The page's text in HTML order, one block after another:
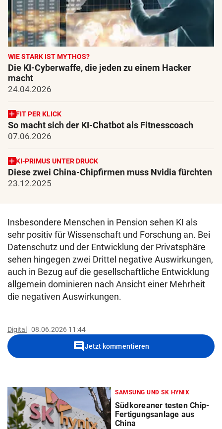
WIE STARK IST MYTHOS?
Die KI-Cyberwaffe, die jeden zu einem Hacker
macht
24.04.2026
FIT PER KLICK
So macht sich der KI-Chatbot als Fitnesscoach
07.06.2026
KI-PRIMUS UNTER DRUCK
Diese zwei China-Chipfirmen muss Nvidia fürchten
23.12.2025
Insbesondere Menschen in Pension sehen KI als
sehr positiv für Wissenschaft und Forschung an. Bei
Datenschutz und der Entwicklung der Privatsphäre
sehen hingegen zwei Drittel negative Auswirkungen,
auch in Bezug auf die gesellschaftliche Entwicklung
allgemein dominieren nach Ansicht einer Mehrheit
die negativen Auswirkungen.
Digital 08.06.2026 11:44
commentJetzt kommentieren
SAMSUNG UND SK HYNIX
Südkoreaner testen Chip-
Fertigungsanlage aus
China